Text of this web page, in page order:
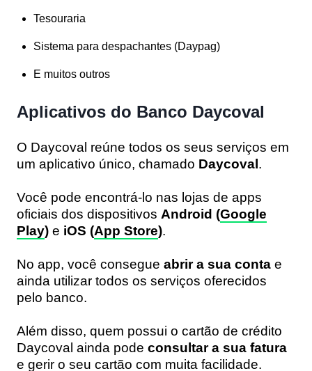
Tesouraria
Sistema para despachantes (Daypag)
E muitos outros
Aplicativos do Banco Daycoval
O Daycoval reúne todos os seus serviços em
um aplicativo único, chamado Daycoval .
Você pode encontrá-lo nas lojas de apps
oficiais dos dispositivos Android (Google
Play) e iOS (App Store).
No app, você consegue abrir a sua conta e
ainda utilizar todos os serviços oferecidos
pelo banco.
Além disso, quem possui o cartão de crédito
Daycoval ainda pode consultar a sua fatura
e gerir o seu cartão com muita facilidade.